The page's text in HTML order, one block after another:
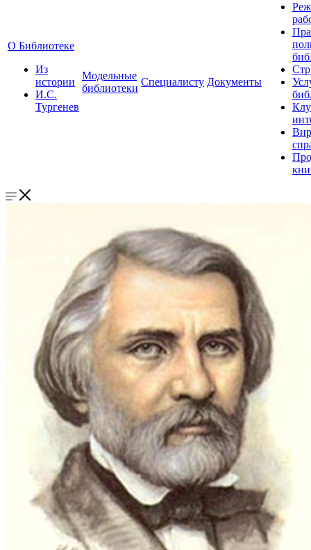
О Библиотеке
Из
истории
И.С.
Тургенев
Модельные
библиотеки
Специалисту Документы